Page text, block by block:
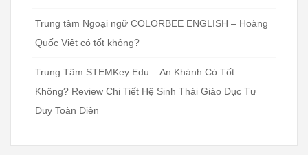
Trung tâm Ngoại ngữ COLORBEE ENGLISH – Hoàng
Quốc Việt có tốt không?
Trung Tâm STEMKey Edu – An Khánh Có Tốt
Không? Review Chi Tiết Hệ Sinh Thái Giáo Dục Tư
Duy Toàn Diện